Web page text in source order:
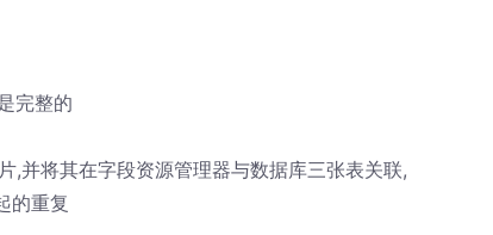
完整的
,并将其在字段资源管理器与数据库三张表关联,
的重复